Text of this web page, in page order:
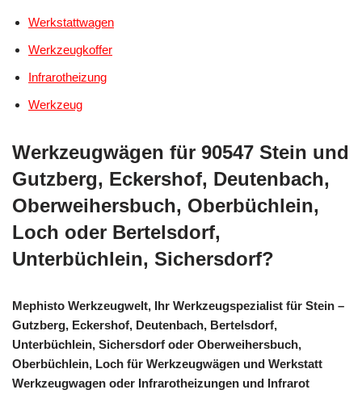
Werkstattwagen
Werkzeugkoffer
Infrarotheizung
Werkzeug
Werkzeugwägen für 90547 Stein und
Gutzberg, Eckershof, Deutenbach,
Oberweihersbuch, Oberbüchlein,
Loch oder Bertelsdorf,
Unterbüchlein, Sichersdorf?
Mephisto Werkzeugwelt, Ihr Werkzeugspezialist für Stein –
Gutzberg, Eckershof, Deutenbach, Bertelsdorf,
Unterbüchlein, Sichersdorf oder Oberweihersbuch,
Oberbüchlein, Loch für Werkzeugwägen und Werkstatt
Werkzeugwagen oder Infrarotheizungen und Infrarot